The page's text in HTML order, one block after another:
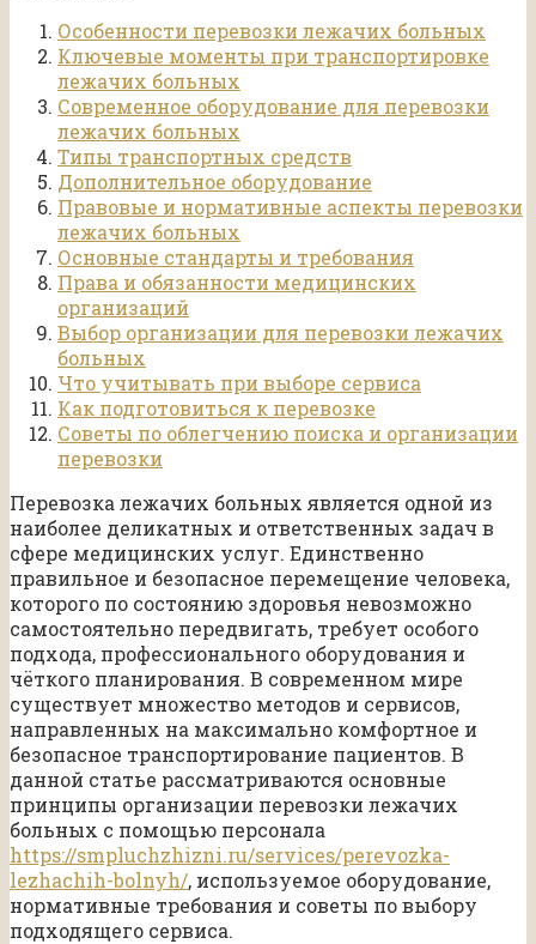
Особенности перевозки лежачих больных
Ключевые моменты при транспортировке
лежачих больных
Современное оборудование для перевозки
лежачих больных
Типы транспортных средств
Дополнительное оборудование
Правовые и нормативные аспекты перевозки
лежачих больных
Основные стандарты и требования
Права и обязанности медицинских
организаций
Выбор организации для перевозки лежачих
больных
Что учитывать при выборе сервиса
Как подготовиться к перевозке
Советы по облегчению поиска и организации
перевозки
Перевозка лежачих больных является одной из
наиболее деликатных и ответственных задач в
сфере медицинских услуг. Единственно
правильное и безопасное перемещение человека,
которого по состоянию здоровья невозможно
самостоятельно передвигать, требует особого
подхода, профессионального оборудования и
чёткого планирования. В современном мире
существует множество методов и сервисов,
направленных на максимально комфортное и
безопасное транспортирование пациентов. В
данной статье рассматриваются основные
принципы организации перевозки лежачих
больных с помощью персонала
https://smpluchzhizni.ru/services/perevozka-
lezhachih-bolnyh/, используемое оборудование,
нормативные требования и советы по выбору
подходящего сервиса.